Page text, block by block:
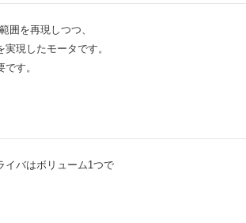
囲を再現しつつ、
現したモータです。
す。
イバはボリューム1つで